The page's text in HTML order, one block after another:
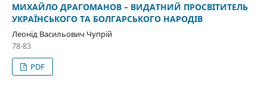
МИХАЙЛО ДРАГОМАНОВ – ВИДАТНИЙ ПРОСВІТИТЕЛЬ
УКРАЇНСЬКОГО ТА БОЛГАРСЬКОГО НАРОДІВ
Леонід Васильович Чупрій
78-83
PDF